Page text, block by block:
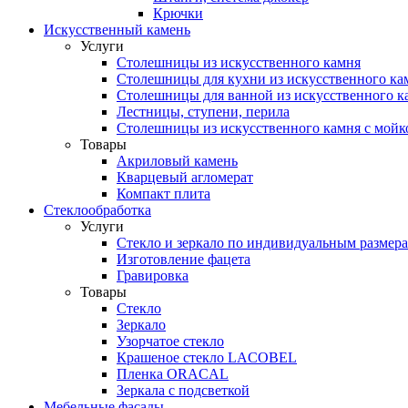
Крючки
Искусственный камень
Услуги
Столешницы из искусственного камня
Столешницы для кухни из искусственного
Столешницы для ванной из искусственного
Лестницы, ступени, перила
Столешницы из искусственного камня с
Товары
Акриловый камень
Кварцевый агломерат
Компакт плита
Стеклообработка
Услуги
Стекло и зеркало по индивидуальным
Изготовление фацета
Гравировка
Товары
Стекло
Зеркало
Узорчатое стекло
Крашеное стекло LACOBEL
Пленка ORACAL
Зеркала с подсветкой